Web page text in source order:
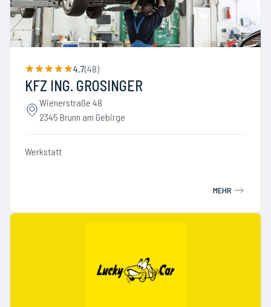
4.7(48)
KFZ ING. GROSINGER
Wienerstraße 48
2345 Brunn am Gebirge
Werkstatt
MEHR